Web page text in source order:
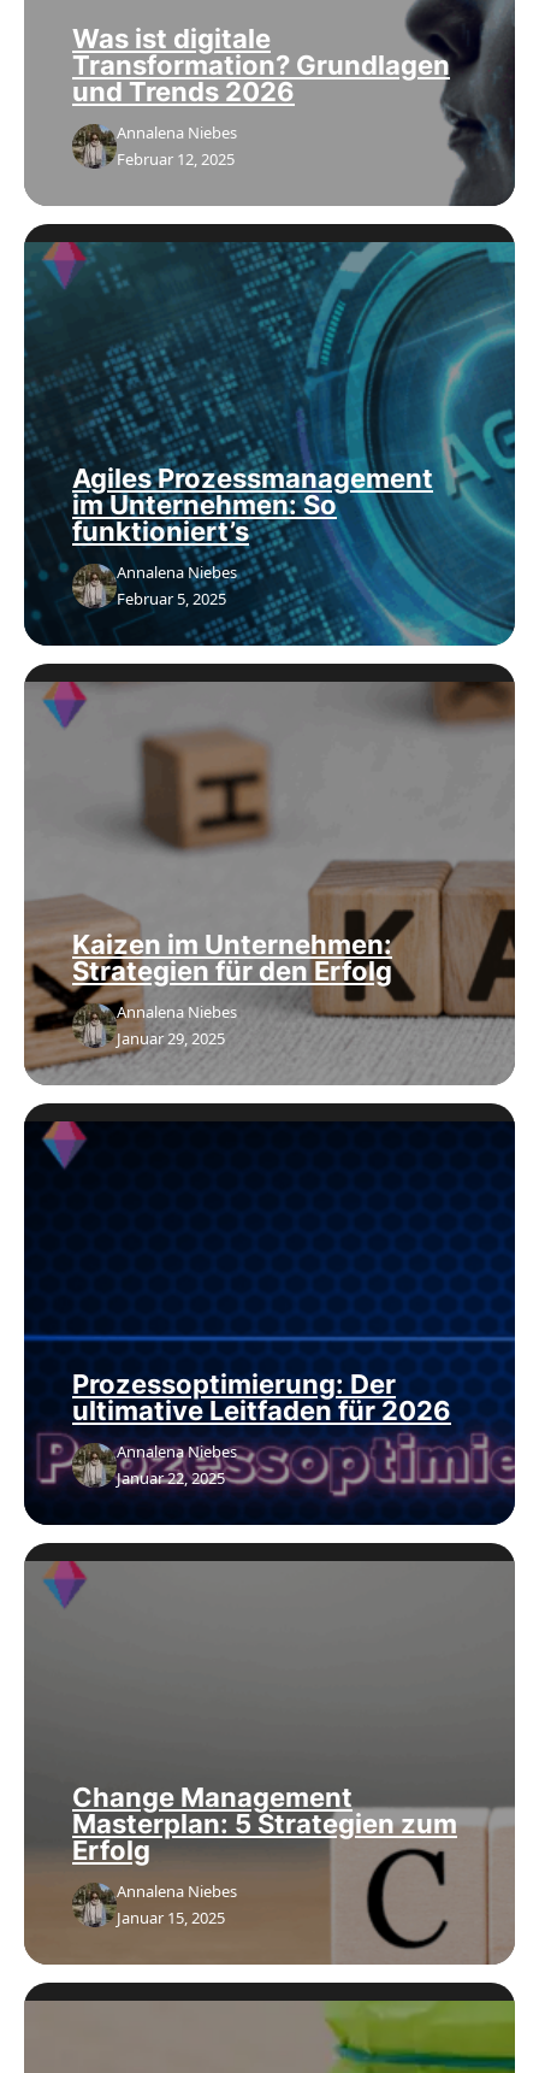
Was ist digitale
Transformation? Grundlagen
und Trends 2026
Annalena Niebes
Februar 12, 2025
Agiles Prozessmanagement
im Unternehmen: So
funktioniert’s
Annalena Niebes
Februar 5, 2025
Kaizen im Unternehmen:
Strategien für den Erfolg
Annalena Niebes
Januar 29, 2025
Prozessoptimierung: Der
ultimative Leitfaden für 2026
Annalena Niebes
Januar 22, 2025
Change Management
Masterplan: 5 Strategien zum
Erfolg
Annalena Niebes
Januar 15, 2025